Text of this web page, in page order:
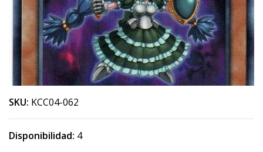
SKU: KCC04-062
Disponibilidad: 4